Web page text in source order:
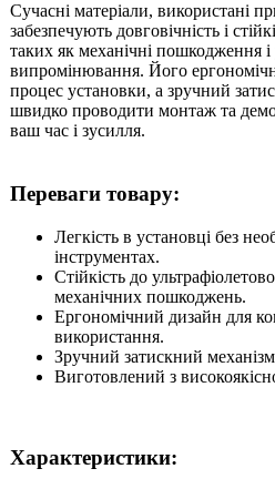
Сучасні матеріали, використані
забезпечують довговічність і
таких як механічні пошкодження і
випромінювання. Його
процес установки, а зручний
швидко проводити монтаж та
ваш час і зусилля.
Переваги товару:
Легкість в установці без
інструментах.
Стійкість до
механічних пошкоджень.
Ергономічний дизайн для
використання.
Зручний затискний
Виготовлений з
Характеристики: